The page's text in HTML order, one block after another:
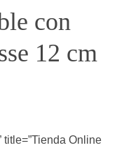
con
12 cm
title=”Tienda Online